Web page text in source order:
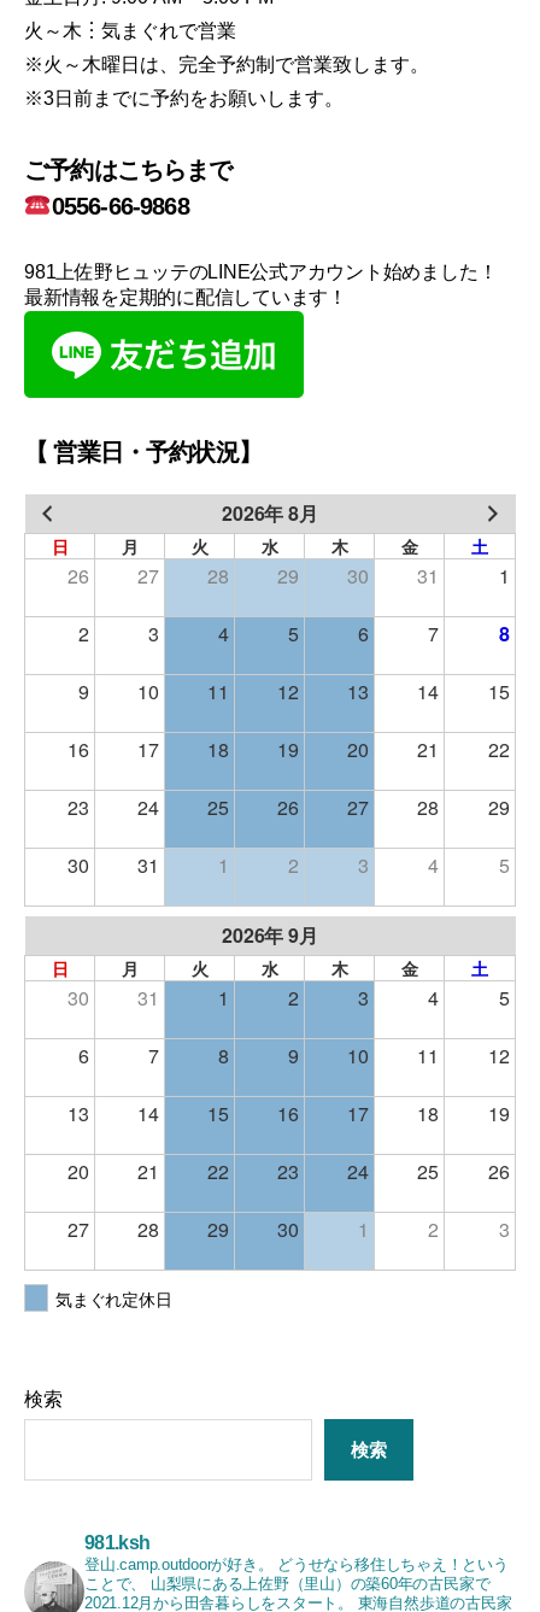
火～木︙気まぐれで営業
※火～木曜日は、完全予約制で営業致します。
※3日前までに予約をお願いします。
ご予約はこちらまで
0556-66-9868
981上佐野ヒュッテのLINE公式アカウント始めました！
最新情報を定期的に配信しています！
【 営業日・予約状況】
2026年 8月
日 月 火 水 木 金 土
26 27 28 29 30 31 1
2 3 4 5 6 7 8
9 10 11 12 13 14 15
16 17 18 19 20 21 22
23 24 25 26 27 28 29
30 31 1 2 3 4 5
2026年 9月
日 月 火 水 木 金 土
30 31 1 2 3 4 5
6 7 8 9 10 11 12
13 14 15 16 17 18 19
20 21 22 23 24 25 26
27 28 29 30 1 2 3
気まぐれ定休日
検索
検索
981.ksh
登山.camp.outdoorが好き。
どうせなら移住しちゃえ！という
ことで、
山梨県にある上佐野（里山）の築60年の古民家で
2021.12月から田舎暮らしをスタート。
東海自然歩道の古民家